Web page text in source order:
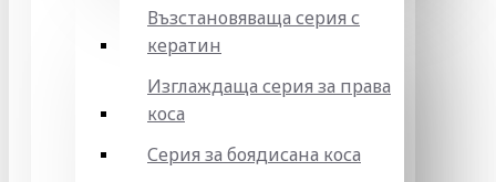
Възстановяваща серия с
кератин
Изглаждаща серия за права
коса
Серия за боядисана коса